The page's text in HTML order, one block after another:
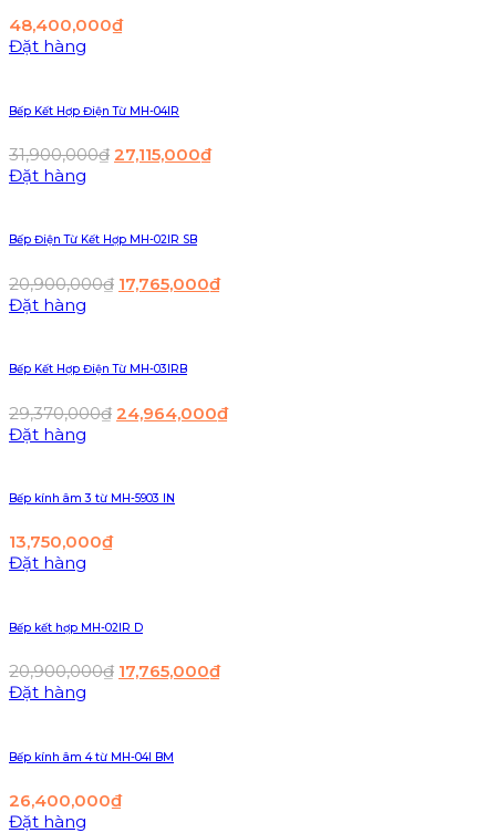
48,400,000₫
Đặt hàng
Bếp Kết Hợp Điện Từ MH-04IR
31,900,000₫ 27,115,000₫
Đặt hàng
Bếp Điện Từ Kết Hợp MH-02IR SB
20,900,000₫ 17,765,000₫
Đặt hàng
Bếp Kết Hợp Điện Từ MH-03IRB
29,370,000₫ 24,964,000₫
Đặt hàng
Bếp kính âm 3 từ MH-5903 IN
13,750,000₫
Đặt hàng
Bếp kết hợp MH-02IR D
20,900,000₫ 17,765,000₫
Đặt hàng
Bếp kính âm 4 từ MH-04I BM
26,400,000₫
Đặt hàng